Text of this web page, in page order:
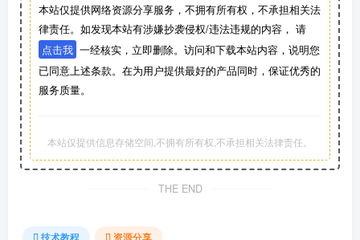
本站仅提供网络资源分享服务，不拥有所有权，不承担相关法
律责任。如发现本站有涉嫌抄袭侵权/违法违规的内容， 请
点击我 一经核实，立即删除。访问和下载本站内容，说明您
已同意上述条款。在为用户提供最好的产品同时，保证优秀的
服务质量。
本站仅提供信息存储空间,不拥有所有权,不承担相关法律责任。
THE END
技术教程 资源分享